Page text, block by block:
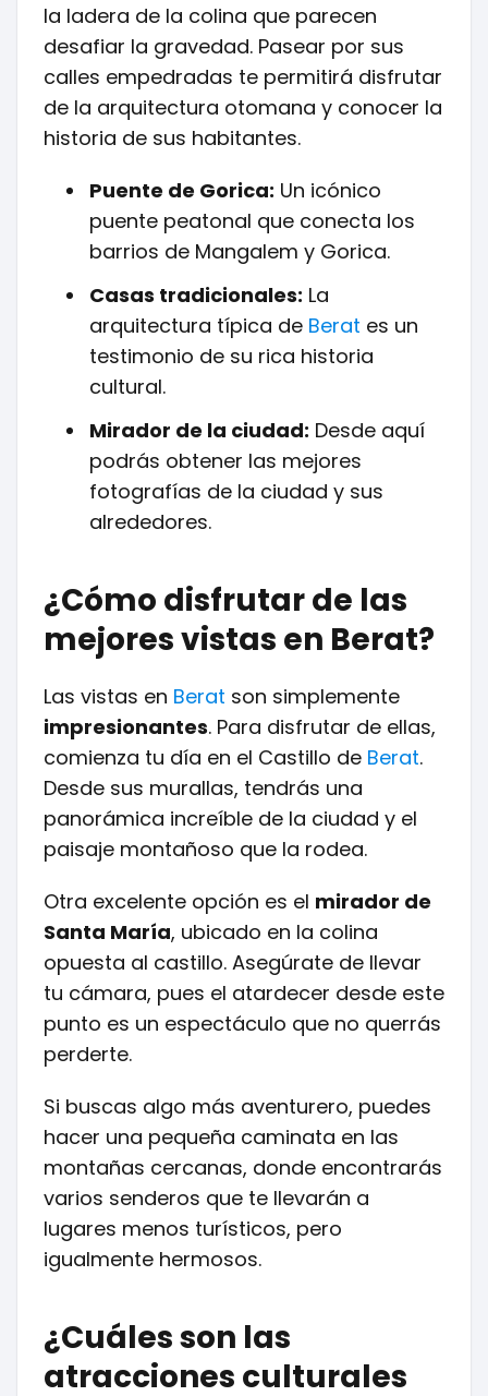
la ladera de la colina que parecen
desafiar la gravedad. Pasear por sus
calles empedradas te permitirá disfrutar
de la arquitectura otomana y conocer la
historia de sus habitantes.
Puente de Gorica: Un icónico
puente peatonal que conecta los
barrios de Mangalem y Gorica.
Casas tradicionales: La
arquitectura típica de Berat es un
testimonio de su rica historia
cultural.
Mirador de la ciudad: Desde aquí
podrás obtener las mejores
fotografías de la ciudad y sus
alrededores.
¿Cómo disfrutar de las
mejores vistas en Berat?
Las vistas en Berat son simplemente
impresionantes. Para disfrutar de ellas,
comienza tu día en el Castillo de Berat.
Desde sus murallas, tendrás una
panorámica increíble de la ciudad y el
paisaje montañoso que la rodea.
Otra excelente opción es el mirador de
Santa María, ubicado en la colina
opuesta al castillo. Asegúrate de llevar
tu cámara, pues el atardecer desde este
punto es un espectáculo que no querrás
perderte.
Si buscas algo más aventurero, puedes
hacer una pequeña caminata en las
montañas cercanas, donde encontrarás
varios senderos que te llevarán a
lugares menos turísticos, pero
igualmente hermosos.
¿Cuáles son las
atracciones culturales